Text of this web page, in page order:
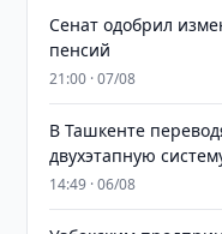
Сенат одобрил
пенсий
21:00 · 07/08
В Ташкенте
двухэтапную
14:49 · 06/08